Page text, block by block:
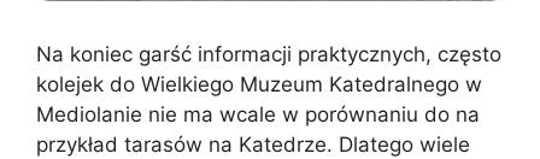
Na koniec garść informacji praktycznych, często
kolejek do Wielkiego Muzeum Katedralnego w
Mediolanie nie ma wcale w porównaniu do na
przykład tarasów na Katedrze. Dlatego wiele